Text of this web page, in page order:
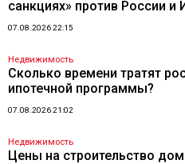
санкциях» против России и
07.08.2026 22:15
Недвижимость
Сколько времени тратят
ипотечной программы?
07.08.2026 21:02
Недвижимость
Цены на строительство